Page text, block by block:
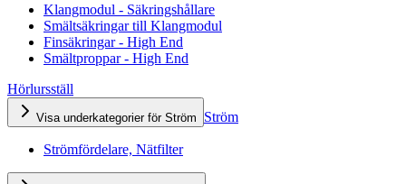
Klangmodul - Säkringshållare
Smältsäkringar till Klangmodul
Finsäkringar - High End
Smältproppar - High End
Hörlursställ
Visa underkategorier för Ström Ström
Strömfördelare, Nätfilter